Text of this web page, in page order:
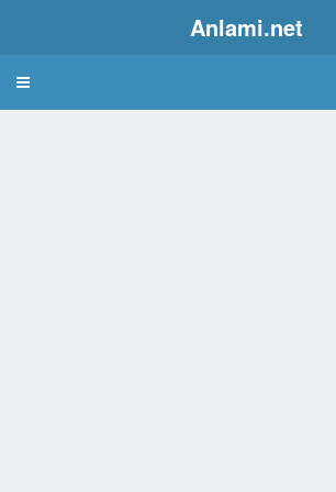
Anlami.net
Bulmaca